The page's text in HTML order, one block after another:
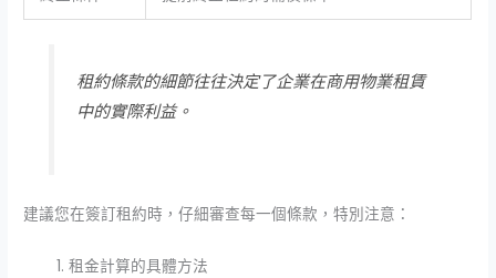
租約條款的細節往往決定了企業在商用物業租賃
中的實際利益。
建議您在簽訂租約時，仔細審查每一個條款，特別注意：
租金計算的具體方法